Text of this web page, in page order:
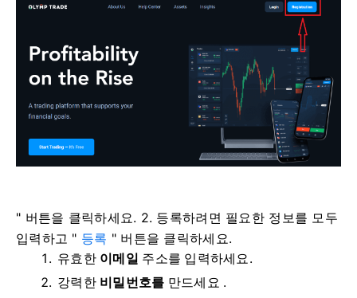
" 버튼을 클릭하세요. 2. 등록하려면 필요한 정보를 모두
입력하고 " 등록 " 버튼을 클릭하세요.
유효한 이메일 주소를 입력하세요.
강력한 비밀번호를 만드세요 .